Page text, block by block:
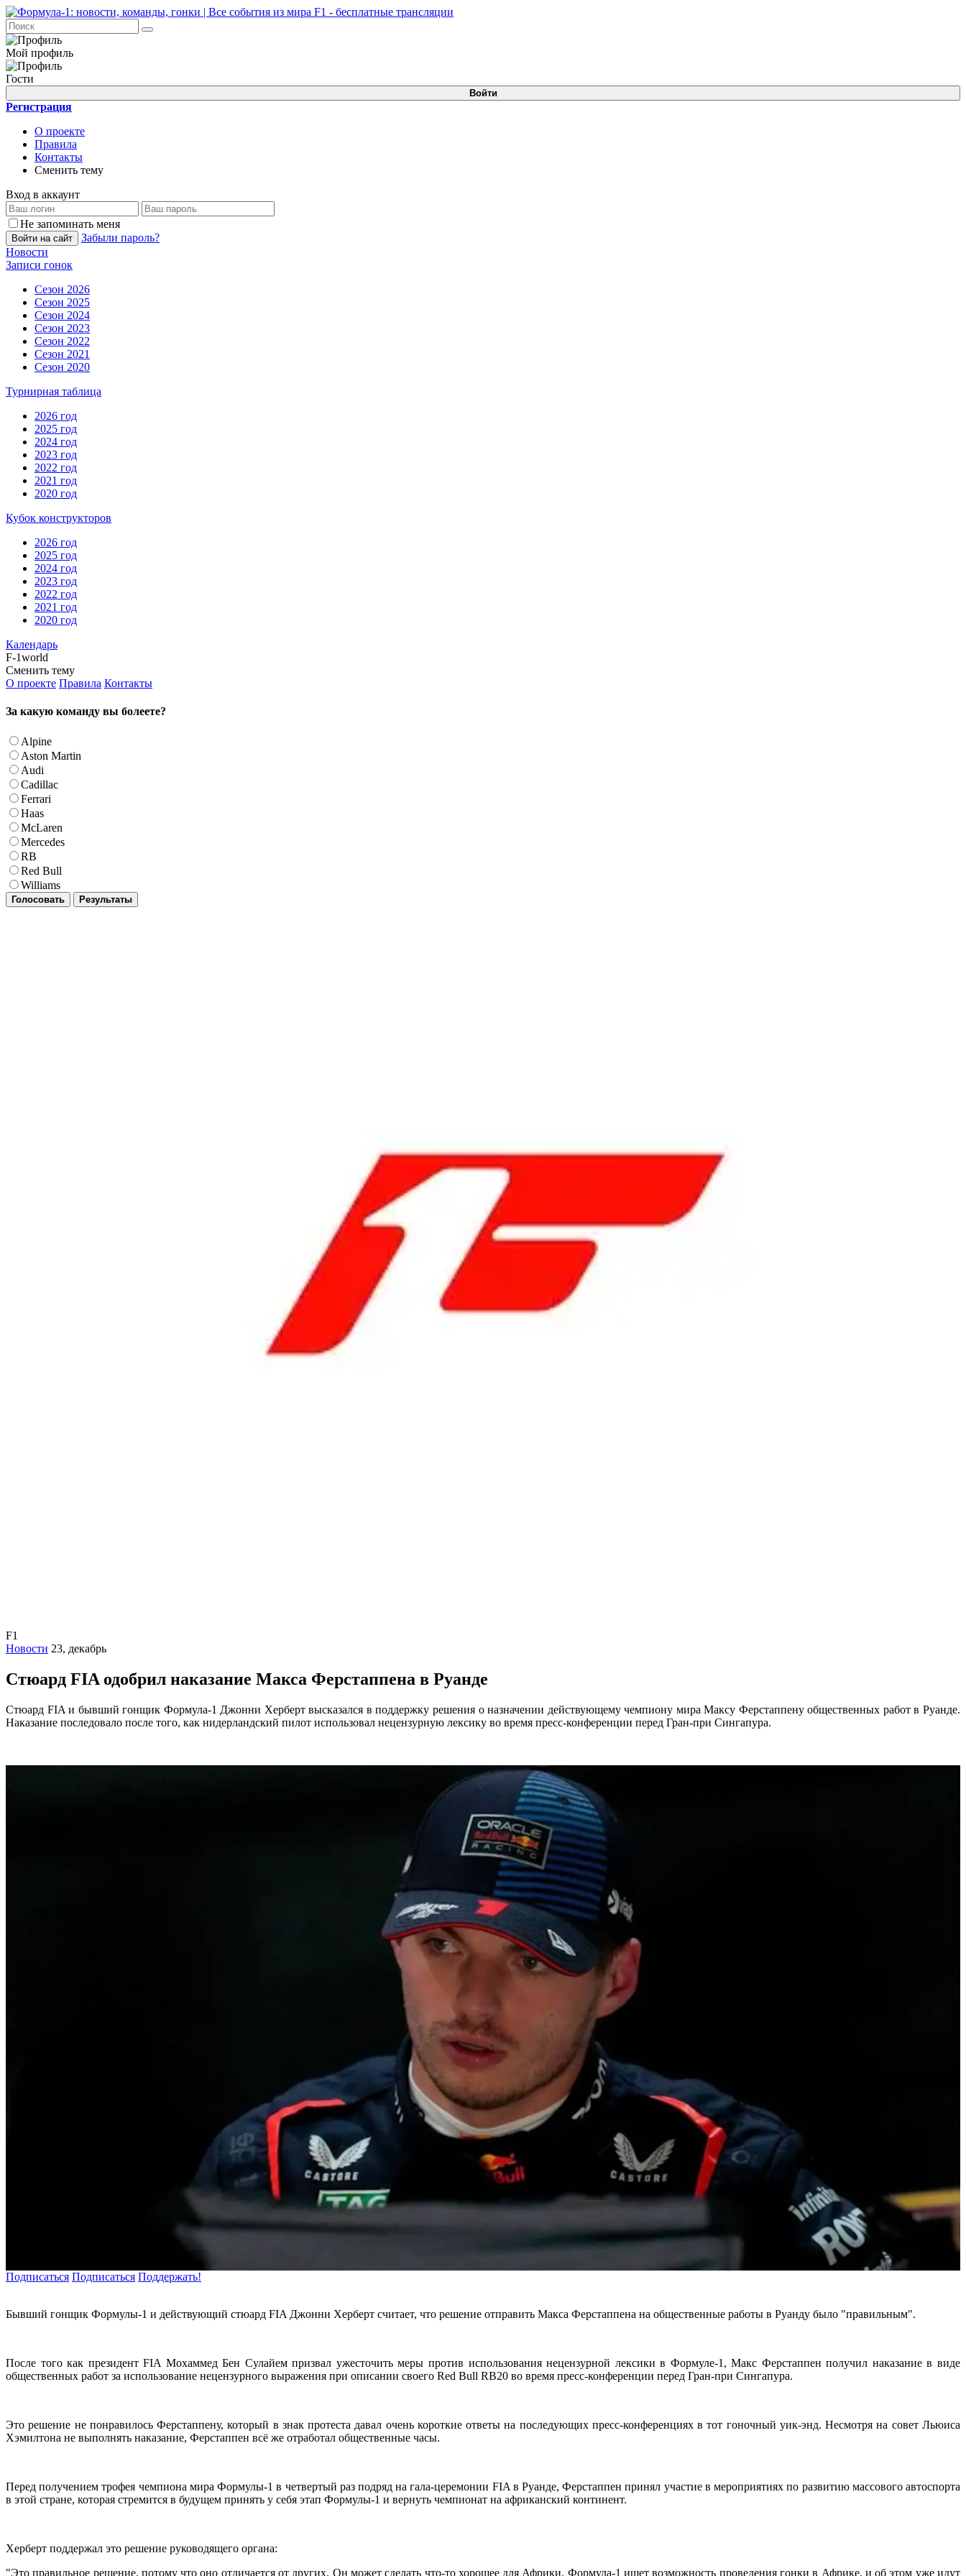
Мой профиль
Гости
Войти
Регистрация
О проекте
Правила
Контакты
Сменить тему
Вход в аккаунт
Не запоминать меня
Войти на сайт
Забыли пароль?
Новости
Записи гонок
Сезон 2026
Сезон 2025
Сезон 2024
Сезон 2023
Сезон 2022
Сезон 2021
Сезон 2020
Турнирная таблица
2026 год
2025 год
2024 год
2023 год
2022 год
2021 год
2020 год
Кубок конструкторов
2026 год
2025 год
2024 год
2023 год
2022 год
2021 год
2020 год
Календарь
F-1world
Сменить тему
О проекте Правила Контакты
За какую команду вы болеете?
Alpine
Aston Martin
Audi
Cadillac
Ferrari
Haas
McLaren
Mercedes
RB
Red Bull
Williams
Голосовать Результаты
F1
Новости 23, декабрь
Стюард FIA одобрил наказание Макса Ферстаппена в Руанде
Стюард FIA и бывший гонщик Формула-1 Джонни Херберт высказался в поддержку решения о назначении действующему чемпиону мира Максу Ферстаппену общественных работ в Руанде.
Наказание последовало после того, как нидерландский пилот использовал нецензурную лексику во время пресс-конференции перед Гран-при Сингапура.
Подписаться Подписаться Поддержать!
Бывший гонщик Формулы-1 и действующий стюард FIA Джонни Херберт считает, что решение отправить Макса Ферстаппена на общественные работы в Руанду было "правильным".
После того как президент FIA Мохаммед Бен Сулайем призвал ужесточить меры против использования нецензурной лексики в Формуле-1, Макс Ферстаппен получил наказание в виде
общественных работ за использование нецензурного выражения при описании своего Red Bull RB20 во время пресс-конференции перед Гран-при Сингапура.
Это решение не понравилось Ферстаппену, который в знак протеста давал очень короткие ответы на последующих пресс-конференциях в тот гоночный уик-энд. Несмотря на совет Льюиса
Хэмилтона не выполнять наказание, Ферстаппен всё же отработал общественные часы.
Перед получением трофея чемпиона мира Формулы-1 в четвертый раз подряд на гала-церемонии FIA в Руанде, Ферстаппен принял участие в мероприятиях по развитию массового автоспорта
в этой стране, которая стремится в будущем принять у себя этап Формулы-1 и вернуть чемпионат на африканский континент.
Херберт поддержал это решение руководящего органа:
"Это правильное решение, потому что оно отличается от других. Он может сделать что-то хорошее для Африки. Формула-1 ищет возможность проведения гонки в Африке, и об этом уже идут